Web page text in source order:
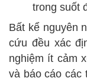
trong suốt
Bất kể nguyên
cứu đều xác
nghiệm ít cảm
và báo cáo các